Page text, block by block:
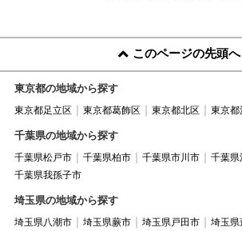
このページの先頭へ
東京都の地域から探す
東京都足立区 東京都葛飾区 東京都北区 東京都
千葉県の地域から探す
千葉県松戸市 千葉県柏市 千葉県市川市
千葉県
千葉県我孫子市
埼玉県の地域から探す
埼玉県八潮市 埼玉県蕨市 埼玉県戸田市
埼玉県